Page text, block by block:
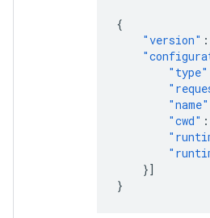
{
"version" :
"type"
"name"
"cwd" :
}]
}